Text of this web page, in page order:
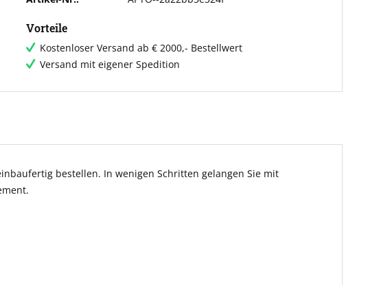
Vorteile
Kostenloser Versand ab € 2000,- Bestellwert
Versand mit eigener Spedition
bestellen. In wenigen Schritten gelangen Sie mit